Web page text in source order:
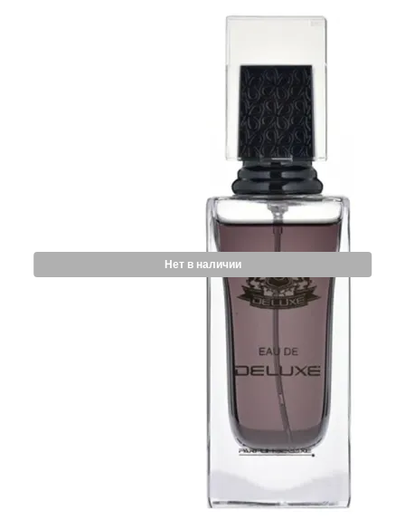
Нет в наличии